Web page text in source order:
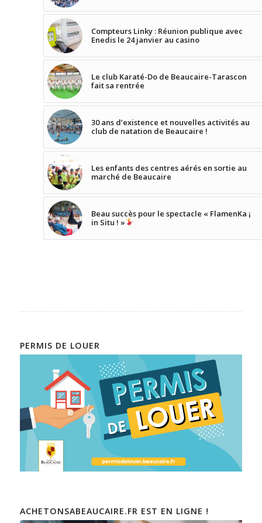
Compteurs Linky : Réunion publique avec
Enedis le 24 janvier au casino
Le club Karaté-Do de Beaucaire-Tarascon
fait sa rentrée
30 ans d’existence et nouvelles activités au
club de natation de Beaucaire !
Les enfants des centres aérés en sortie au
marché de Beaucaire
Beau succès pour le spectacle « FlamenKa ¡
in Situ ! »
PERMIS DE LOUER
ACHETONSABEAUCAIRE.FR EST EN LIGNE !